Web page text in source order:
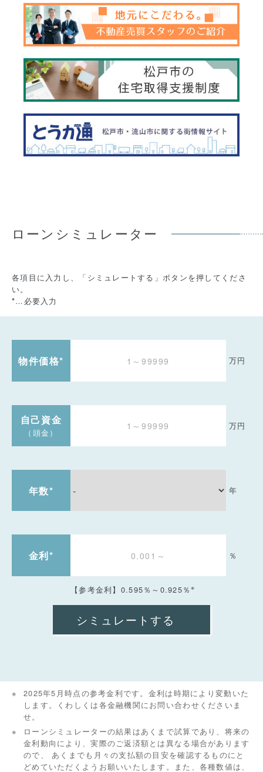
ローンシミュレーター
各項目に入力し、「シミュレートする」ボタンを押してくださ
い。
*…必要入力
物件価格* 万円
自己資金
（頭金）
万円
年数* 年
金利* ％
【参考金利】0.595％～0.925％※
2025年5月時点の参考金利です。金利は時期により変動いた
します。くわしくは各金融機関にお問い合わせくださいま
せ。
ローンシミュレーターの結果はあくまで試算であり、将来の
金利動向により、実際のご返済額とは異なる場合があります
ので、 あくまでも月々の支払額の目安を確認するものにと
どめていただくようお願いいたします。また、各種数値は、